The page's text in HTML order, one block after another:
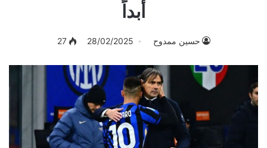
أبداً
حسين ممدوح 28/02/2025
27